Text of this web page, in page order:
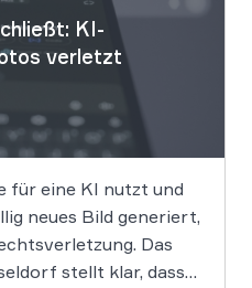
KI-
verletzt
für eine KI nutzt und
neues Bild generiert,
Das
stellt klar, dass